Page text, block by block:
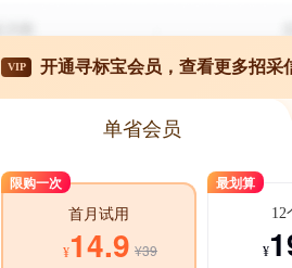
VIP 开通寻标宝会员，查看更多招采
单省会员
限购一次
首月试用
¥14.9 ¥39
最划算
12
¥